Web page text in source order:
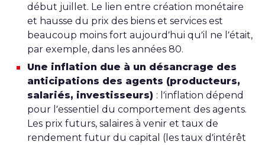
début juillet. Le lien entre création monétaire
et hausse du prix des biens et services est
beaucoup moins fort aujourd’hui qu’il ne l’était,
par exemple, dans les années 80.
Une inflation due à un désancrage des
anticipations des agents (producteurs,
salariés, investisseurs) : l’inflation dépend
pour l’essentiel du comportement des agents.
Les prix futurs, salaires à venir et taux de
rendement futur du capital (les taux d’intérêt